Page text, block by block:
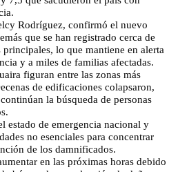
Rodríguez, confirmó el nuevo
que se han registrado cerca de
lo que mantiene en alerta
y a miles de familias afectadas.
figuran entre las zonas más
de edificaciones colapsaron,
la búsqueda de personas
estado de emergencia nacional y
no esenciales para concentrar
de los damnificados.
en las próximas horas debido